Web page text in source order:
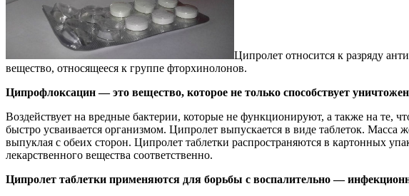
Ципролет относится к разряду
вещество, относящееся к группе фторхинолонов.
Ципрофлоксацин — это вещество, которое не только способствует
Воздействует на вредные бактерии, которые не функционируют, а также на те,
быстро усваивается организмом. Ципролет выпускается в виде таблеток. Масса
выпуклая с обеих сторон. Ципролет таблетки распространяются в картонных
лекарственного вещества соответственно.
Ципролет таблетки применяются для борьбы с воспалительно —